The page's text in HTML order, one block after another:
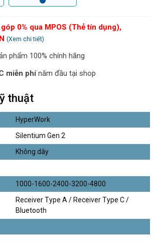
0% qua MPOS (Thẻ tín dụng),
(Xem chi tiết)
phẩm 100% chính hãng
miễn phínăm đầu tại shop
thuật
HyperWork
Silentium Gen 2
Không dây
1000-1600-2400-3200-4800
Receiver Type A / Receiver Type C /
Bluetooth